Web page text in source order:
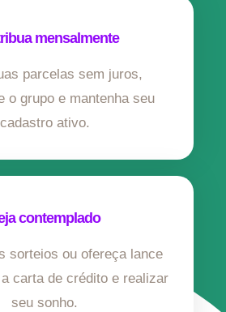
mensalmente
parcelas sem juros,
o grupo e mantenha seu
cadastro ativo.
contemplado
sorteios ou ofereça lance
carta de crédito e realizar
seu sonho.